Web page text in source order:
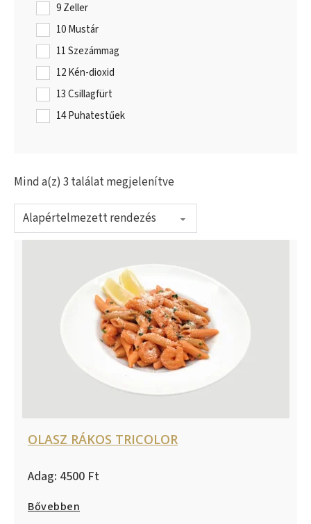
9 Zeller
10 Mustár
11 Szezámmag
12 Kén-dioxid
13 Csillagfürt
14 Puhatestűek
Mind a(z) 3 találat megjelenítve
OLASZ RÁKOS TRICOLOR
4500
Bővebben